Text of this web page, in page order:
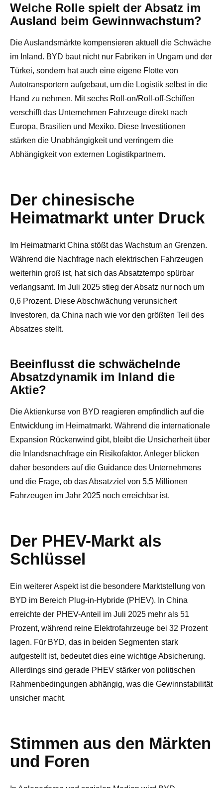
Welche Rolle spielt der Absatz im
Ausland beim Gewinnwachstum?
Die Auslandsmärkte kompensieren aktuell die Schwäche
im Inland. BYD baut nicht nur Fabriken in Ungarn und der
Türkei, sondern hat auch eine eigene Flotte von
Autotransportern aufgebaut, um die Logistik selbst in die
Hand zu nehmen. Mit sechs Roll-on/Roll-off-Schiffen
verschifft das Unternehmen Fahrzeuge direkt nach
Europa, Brasilien und Mexiko. Diese Investitionen
stärken die Unabhängigkeit und verringern die
Abhängigkeit von externen Logistikpartnern.
Der chinesische
Heimatmarkt unter Druck
Im Heimatmarkt China stößt das Wachstum an Grenzen.
Während die Nachfrage nach elektrischen Fahrzeugen
weiterhin groß ist, hat sich das Absatztempo spürbar
verlangsamt. Im Juli 2025 stieg der Absatz nur noch um
0,6 Prozent. Diese Abschwächung verunsichert
Investoren, da China nach wie vor den größten Teil des
Absatzes stellt.
Beeinflusst die schwächelnde
Absatzdynamik im Inland die
Aktie?
Die Aktienkurse von BYD reagieren empfindlich auf die
Entwicklung im Heimatmarkt. Während die internationale
Expansion Rückenwind gibt, bleibt die Unsicherheit über
die Inlandsnachfrage ein Risikofaktor. Anleger blicken
daher besonders auf die Guidance des Unternehmens
und die Frage, ob das Absatzziel von 5,5 Millionen
Fahrzeugen im Jahr 2025 noch erreichbar ist.
Der PHEV-Markt als
Schlüssel
Ein weiterer Aspekt ist die besondere Marktstellung von
BYD im Bereich Plug-in-Hybride (PHEV). In China
erreichte der PHEV-Anteil im Juli 2025 mehr als 51
Prozent, während reine Elektrofahrzeuge bei 32 Prozent
lagen. Für BYD, das in beiden Segmenten stark
aufgestellt ist, bedeutet dies eine wichtige Absicherung.
Allerdings sind gerade PHEV stärker von politischen
Rahmenbedingungen abhängig, was die Gewinnstabilität
unsicher macht.
Stimmen aus den Märkten
und Foren